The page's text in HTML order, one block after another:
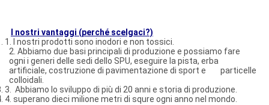
I nostri vantaggi (perché scelgaci?)
1. I nostri prodotti sono inodori e non tossici.
2. Abbiamo due basi principali di produzione e possiamo fare
ogni i generi delle sedi dello SPU, eseguire la pista, erba
artificiale, costruzione di pavimentazione di sport e particelle
colloidali.
3. Abbiamo lo sviluppo di più di 20 anni e storia di produzione.
4. superano dieci milione metri di squre ogni anno nel mondo.